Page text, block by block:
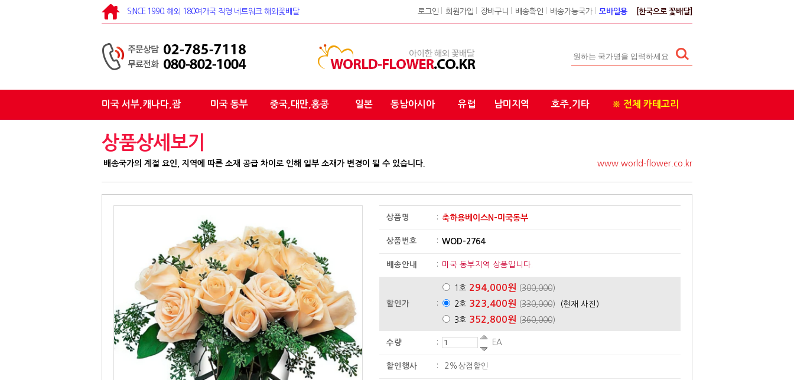
SINCE 1990. 해외 180여개국 직영 네트워크 해외꽃배달 로그인 회원가입 장바구니 배송확인 배송가능국가 모바일용 [한국으로 꽃배달]
미국 서부,캐나다,괌 미국 동부 중국,대만,홍콩 일본 동남아시아 유럽 남미지역 호주,기타 ※ 전체 카테고리
상품상세보기
배송국가의 계절 요인, 지역에 따른 소재 공급 차이로 인해 일부 소재가 변경이 될 수 있습니다. www.world-flower.co.kr
상품명 : 축하용베이스N-미국동부
상품번호 : WOD-2764
배송안내 : 미국 동부지역 상품입니다.
할인가 :
1호 294,000원 (300,000)
2호 323,400원 (330,000) (현재 사진)
3호 352,800원 (360,000)
수량 : EA
할인행사 : 2%상점할인